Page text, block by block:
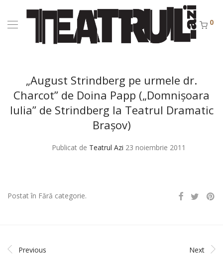
0
„August Strindberg pe urmele dr.
Charcot” de Doina Papp („Domnişoara
Iulia” de Strindberg la Teatrul Dramatic
Braşov)
Publicat de Teatrul Azi 23 noiembrie 2011
Postat în Fără categorie.
Previous Next